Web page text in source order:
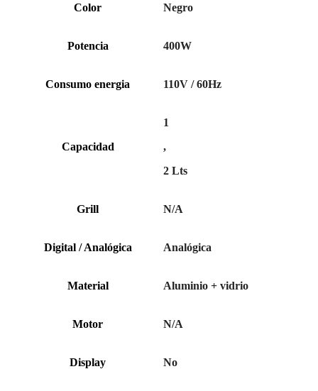
Color Negro
Potencia 400W
Consumo energia 110V / 60Hz
Capacidad
1
,
2 Lts
Grill N/A
Digital / Analógica Analógica
Material Aluminio + vidrio
Motor N/A
Display No